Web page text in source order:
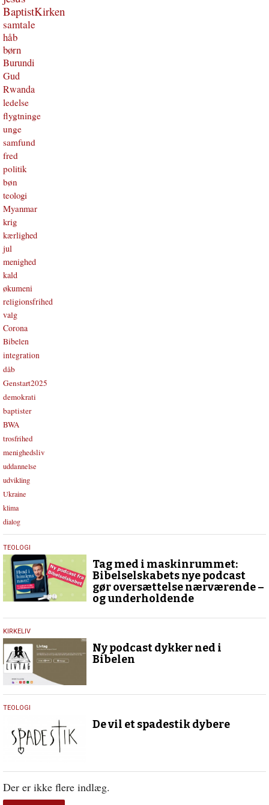
BaptistKirken
samtale
håb
børn
Burundi
Gud
Rwanda
ledelse
flygtninge
unge
samfund
fred
politik
bøn
teologi
Myanmar
krig
kærlighed
jul
menighed
kald
økumeni
religionsfrihed
valg
Corona
Bibelen
integration
dåb
Genstart2025
demokrati
baptister
BWA
trosfrihed
menighedsliv
uddannelse
udvikling
Ukraine
klima
dialog
17.
november
2025
TEOLOGI
Tag med i maskinrummet:
Bibelselskabets nye podcast
gør oversættelse nærværende –
og underholdende
5.
februar
2021
KIRKELIV
Ny podcast dykker ned i
Bibelen
3.
2020
TEOLOGI
De vil et spadestik dybere
Der er ikke flere indlæg.